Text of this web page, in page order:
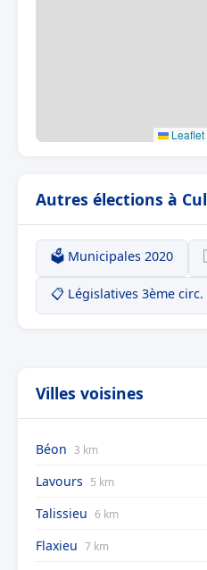
Leaflet
Autres élections à
🗳️ Municipales 2020
📋 Législatives 3ème circ.
Villes voisines
Béon 3 km
Lavours 5 km
Talissieu 6 km
Flaxieu 7 km